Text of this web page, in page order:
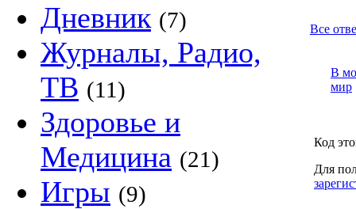
Дневник (7)
Журналы, Радио,
ТВ (11)
Здоровье и
Медицина (21)
Игры (9)
Все
В
мир
Код
Для